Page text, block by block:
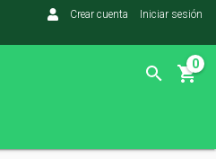
Crear cuenta Iniciar sesión
0